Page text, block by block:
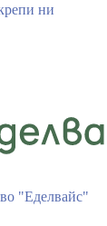
ни
"Еделвайс"